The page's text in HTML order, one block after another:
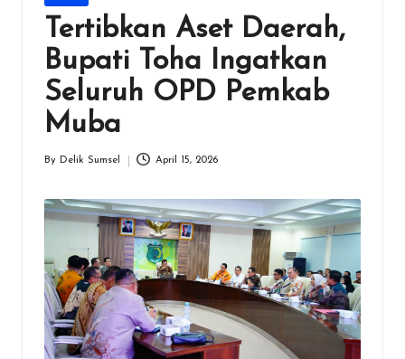
in
Tertibkan Aset Daerah,
Bupati Toha Ingatkan
Seluruh OPD Pemkab
Muba
By Delik Sumsel April 15, 2026